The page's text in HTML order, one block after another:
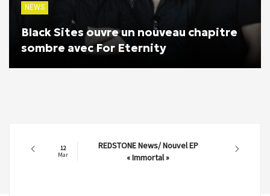
NEWS
Black Sites ouvre un nouveau chapitre
sombre avec For Eternity
12
Mar
REDSTONE News/ Nouvel EP
« Immortal »